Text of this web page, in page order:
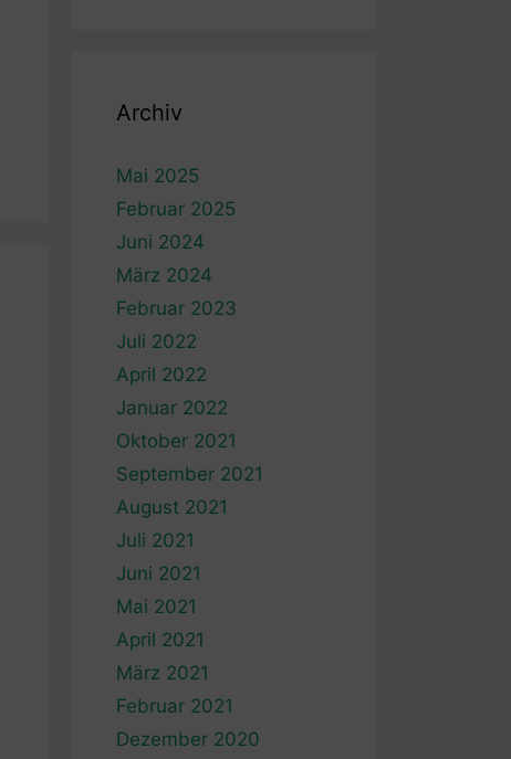
Archiv
Mai 2025
Februar 2025
Juni 2024
März 2024
Februar 2023
Juli 2022
April 2022
Januar 2022
Oktober 2021
September 2021
August 2021
Juli 2021
Juni 2021
Mai 2021
April 2021
März 2021
Februar 2021
Dezember 2020